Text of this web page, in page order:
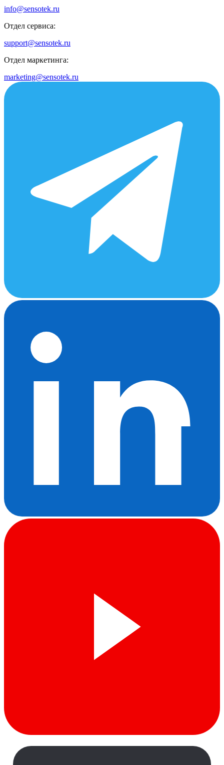
info@sensotek.ru
Отдел сервиса:
support@sensotek.ru
Отдел маркетинга:
marketing@sensotek.ru